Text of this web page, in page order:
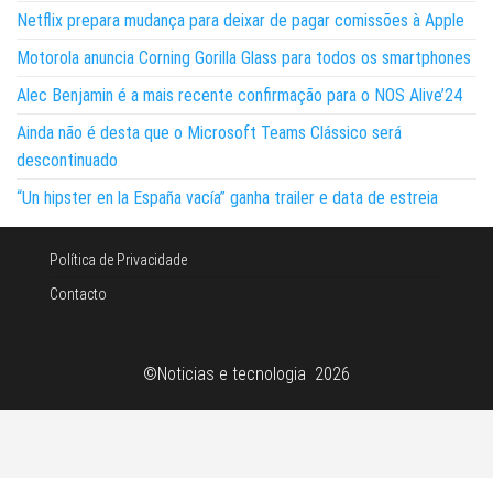
Netflix prepara mudança para deixar de pagar comissões à Apple
Motorola anuncia Corning Gorilla Glass para todos os smartphones
Alec Benjamin é a mais recente confirmação para o NOS Alive’24
Ainda não é desta que o Microsoft Teams Clássico será
descontinuado
“Un hipster en la España vacía” ganha trailer e data de estreia
Política de Privacidade
Contacto
©Noticias e tecnologia 2026